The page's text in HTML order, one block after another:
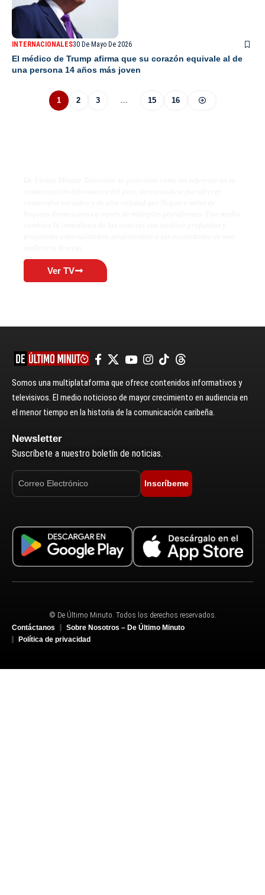
INTERNACIONALES30 De Mayo De 2026
El médico de Trump afirma que su corazón equivale al de
una persona 14 años más joven
1 2 3 … 15 16
Ver TV
Somos una multiplataforma que ofrece contenidos informativos y
televisivos. El medio noticioso de mayor crecimiento en audiencia en
el menor tiempo en la historia de la comunicación caribeña.
Newsletter
Suscríbete a nuestro boletín de noticias.
Inscríbeme
© De Último Minuto. Todos los derechos reservados.
Contáctanos
Sobre Nosotros – De Último Minuto
Política de privacidad